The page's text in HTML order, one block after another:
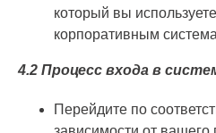
который вы
корпоративным
4.2 Процесс входа в
Перейдите по